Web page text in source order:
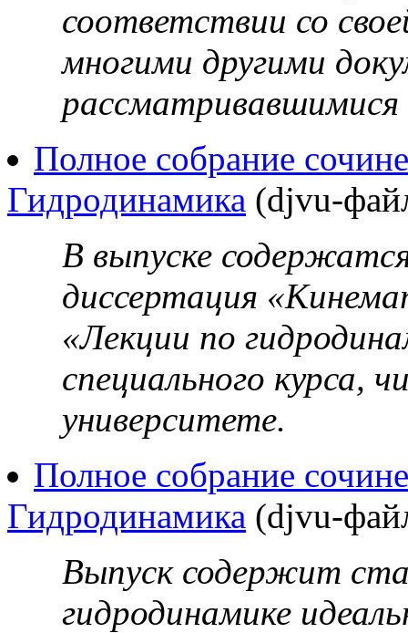
соответствии со
многими другими
Полное собрание
Гидродинамика (djvu-
В выпуске
диссертация
«Лекции по
специального курса,
университете.
Полное собрание
Гидродинамика (djvu-
Выпуск содержит
гидродинамике